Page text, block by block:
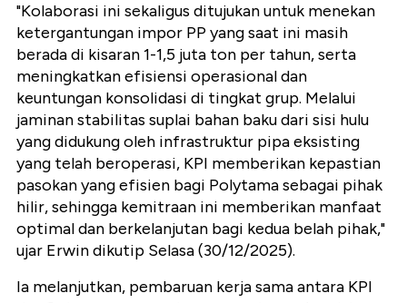
"Kolaborasi ini sekaligus ditujukan untuk menekan
ketergantungan impor PP yang saat ini masih
berada di kisaran 1-1,5 juta ton per tahun, serta
meningkatkan efisiensi operasional dan
keuntungan konsolidasi di tingkat grup. Melalui
jaminan stabilitas suplai bahan baku dari sisi hulu
yang didukung oleh infrastruktur pipa eksisting
yang telah beroperasi, KPI memberikan kepastian
pasokan yang efisien bagi Polytama sebagai pihak
hilir, sehingga kemitraan ini memberikan manfaat
optimal dan berkelanjutan bagi kedua belah pihak,"
ujar Erwin dikutip Selasa (30/12/2025).
Ia melanjutkan, pembaruan kerja sama antara KPI